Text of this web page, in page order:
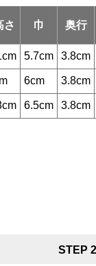
さ 巾 奥行
5.7cm 3.8cm
6cm 3.8cm
6.5cm 3.8cm
STEP